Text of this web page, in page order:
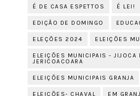
É DE CASA ESPETTOS É LEI!
EDIÇÃO DE DOMINGO
ELEÇÕES 2024 ELEIÇÕES
ELEIÇÕES MUNICIPAIS - JIJOCA
JERICOACOARA
ELEIÇÕES MUNICIPAIS GRANJA
ELEIÇÕES- CHAVAL EM